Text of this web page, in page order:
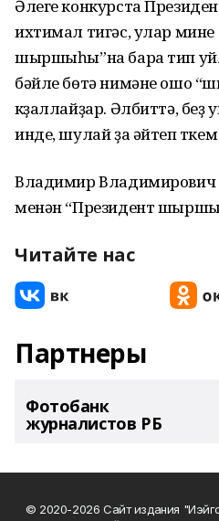
Әлеге конкурста
ихтимал тигәс, улар мине
шыршыһы”на бара тип
бәйле бөтә нимәне ошо
күҙаллайҙар. Әлбиттә, беҙ
инде, шулай ҙа әйтеп
Владимир Владимирович
менән “Президент
Читайте нас
Партнеры
Фотобанк
журналистов РБ
© 2020-2026 Сайт издания